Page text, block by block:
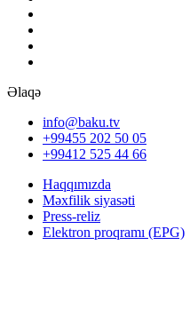
Əlaqə
info@baku.tv
+99455 202 50 05
+99412 525 44 66
Haqqımızda
Məxfilik siyasəti
Press-reliz
Elektron proqramı (EPG)